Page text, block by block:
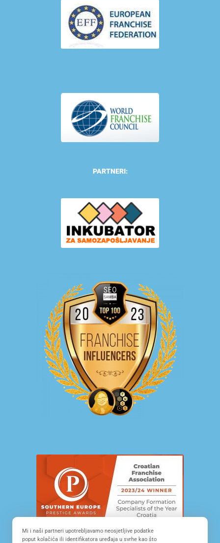
PARTNERI:
Mi i naši partneri upotrebljavamo neosjetljive podatke
poput kolačića ili identifikatora uređaja u svrhe kao što